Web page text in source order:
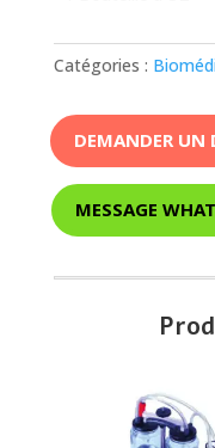
Catégories :
DEMANDER UN
MESSAGE